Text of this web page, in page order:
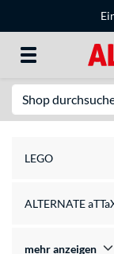
LEGO
ALTERNATE
mehr anzeigen